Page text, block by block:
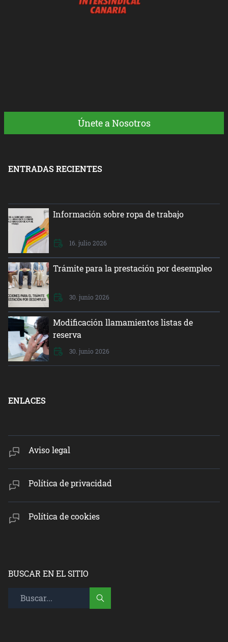
Únete a Nosotros
ENTRADAS RECIENTES
Información sobre ropa de trabajo
16. julio 2026
Trámite para la prestación por desempleo
30. junio 2026
Modificación llamamientos listas de
reserva
30. junio 2026
ENLACES
Aviso legal
Política de privacidad
Política de cookies
BUSCAR EN EL SITIO